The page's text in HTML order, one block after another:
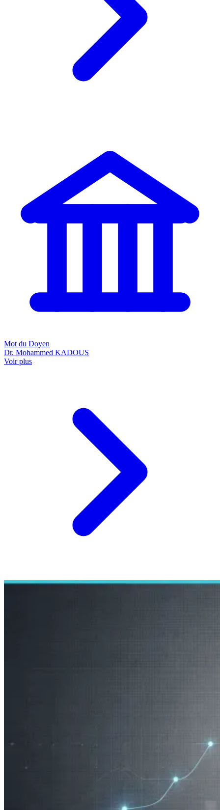
Mot du Doyen
Dr. Mohammed KADOUS
Voir plus